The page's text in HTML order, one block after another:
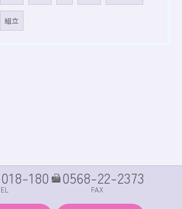
組立
180 0568-22-2373
FAX